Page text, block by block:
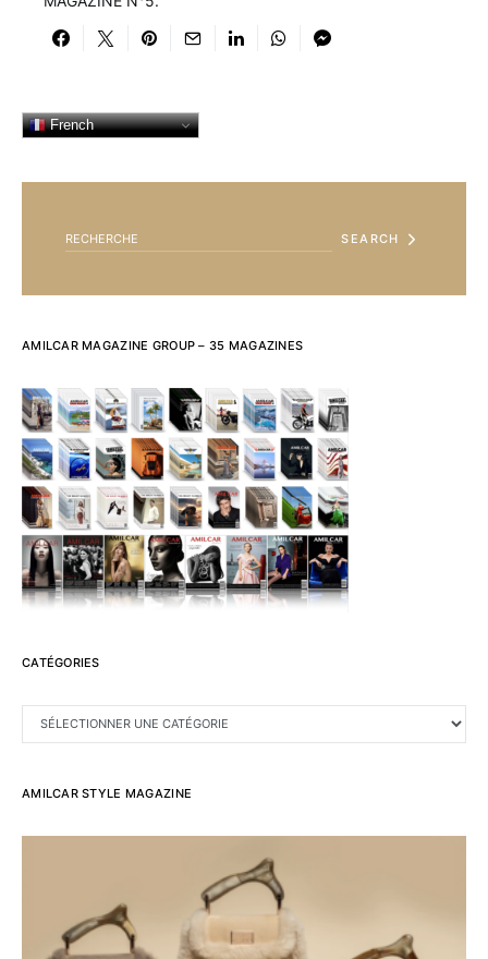
French
SEARCH
AMILCAR MAGAZINE GROUP – 35 MAGAZINES
CATÉGORIES
CATÉGORIES
AMILCAR STYLE MAGAZINE